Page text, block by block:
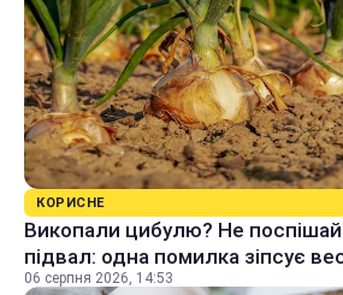
КОРИСНЕ
Викопали цибулю? Не
підвал: одна помилка зіпсує
06 серпня 2026, 14:53